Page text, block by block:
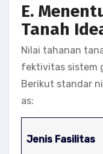
E.
Tanah
Nilai tahanan
fektivitas sistem
Berikut standar
as:
Jenis Fasilitas